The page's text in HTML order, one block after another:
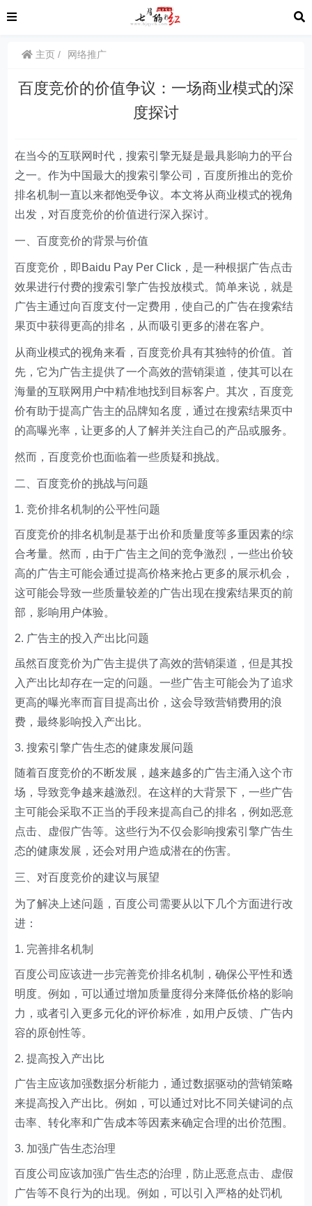
主页 网络推广
百度竞价的价值争议：一场商业模式的深
度探讨
在当今的互联网时代，搜索引擎无疑是最具影响力的平台
之一。作为中国最大的搜索引擎公司，百度所推出的竞价
排名机制一直以来都饱受争议。本文将从商业模式的视角
出发，对百度竞价的价值进行深入探讨。
一、百度竞价的背景与价值
百度竞价，即Baidu Pay Per Click，是一种根据广告点击
效果进行付费的搜索引擎广告投放模式。简单来说，就是
广告主通过向百度支付一定费用，使自己的广告在搜索结
果页中获得更高的排名，从而吸引更多的潜在客户。
从商业模式的视角来看，百度竞价具有其独特的价值。首
先，它为广告主提供了一个高效的营销渠道，使其可以在
海量的互联网用户中精准地找到目标客户。其次，百度竞
价有助于提高广告主的品牌知名度，通过在搜索结果页中
的高曝光率，让更多的人了解并关注自己的产品或服务。
然而，百度竞价也面临着一些质疑和挑战。
二、百度竞价的挑战与问题
竞价排名机制的公平性问题
百度竞价的排名机制是基于出价和质量度等多重因素的综
合考量。然而，由于广告主之间的竞争激烈，一些出价较
高的广告主可能会通过提高价格来抢占更多的展示机会，
这可能会导致一些质量较差的广告出现在搜索结果页的前
部，影响用户体验。
广告主的投入产出比问题
虽然百度竞价为广告主提供了高效的营销渠道，但是其投
入产出比却存在一定的问题。一些广告主可能会为了追求
更高的曝光率而盲目提高出价，这会导致营销费用的浪
费，最终影响投入产出比。
搜索引擎广告生态的健康发展问题
随着百度竞价的不断发展，越来越多的广告主涌入这个市
场，导致竞争越来越激烈。在这样的大背景下，一些广告
主可能会采取不正当的手段来提高自己的排名，例如恶意
点击、虚假广告等。这些行为不仅会影响搜索引擎广告生
态的健康发展，还会对用户造成潜在的伤害。
三、对百度竞价的建议与展望
为了解决上述问题，百度公司需要从以下几个方面进行改
进：
完善排名机制
百度公司应该进一步完善竞价排名机制，确保公平性和透
明度。例如，可以通过增加质量度得分来降低价格的影响
力，或者引入更多元化的评价标准，如用户反馈、广告内
容的原创性等。
提高投入产出比
广告主应该加强数据分析能力，通过数据驱动的营销策略
来提高投入产出比。例如，可以通过对比不同关键词的点
击率、转化率和广告成本等因素来确定合理的出价范围。
加强广告生态治理
百度公司应该加强广告生态的治理，防止恶意点击、虚假
广告等不良行为的出现。例如，可以引入严格的处罚机